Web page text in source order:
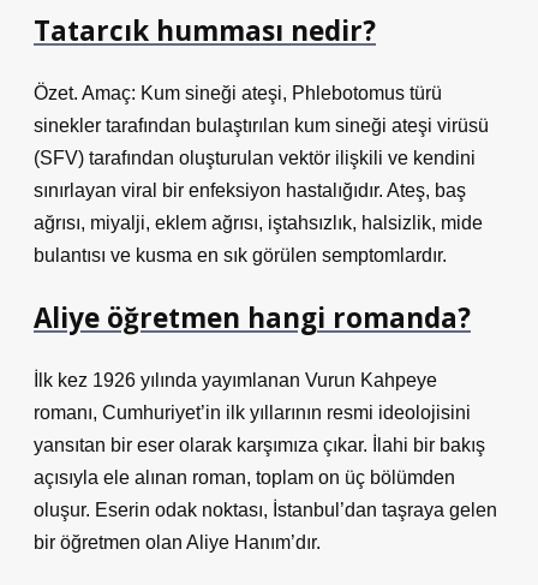
Tatarcık humması nedir?
Özet. Amaç: Kum sineği ateşi, Phlebotomus türü
sinekler tarafından bulaştırılan kum sineği ateşi virüsü
(SFV) tarafından oluşturulan vektör ilişkili ve kendini
sınırlayan viral bir enfeksiyon hastalığıdır. Ateş, baş
ağrısı, miyalji, eklem ağrısı, iştahsızlık, halsizlik, mide
bulantısı ve kusma en sık görülen semptomlardır.
Aliye öğretmen hangi romanda?
İlk kez 1926 yılında yayımlanan Vurun Kahpeye
romanı, Cumhuriyet’in ilk yıllarının resmi ideolojisini
yansıtan bir eser olarak karşımıza çıkar. İlahi bir bakış
açısıyla ele alınan roman, toplam on üç bölümden
oluşur. Eserin odak noktası, İstanbul’dan taşraya gelen
bir öğretmen olan Aliye Hanım’dır.